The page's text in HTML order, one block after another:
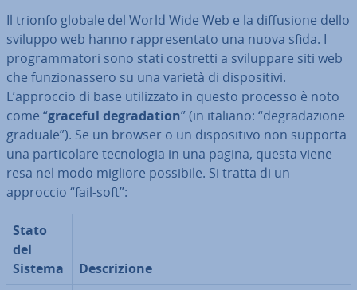
Il trionfo globale del World Wide Web e la dif­fu­sio­ne dello
sviluppo web hanno rap­pre­sen­ta­to una nuova sfida. I
pro­gram­ma­to­ri sono stati costretti a svi­lup­pa­re siti web
che fun­zio­nas­se­ro su una varietà di di­spo­si­ti­vi.
L’approccio di base uti­liz­za­to in questo processo è noto
come “graceful de­gra­da­tion” (in italiano: “de­gra­da­zio­ne
graduale”). Se un browser o un di­spo­si­ti­vo non supporta
una par­ti­co­la­re tec­no­lo­gia in una pagina, questa viene
resa nel modo migliore possibile. Si tratta di un
approccio “fail-soft”:
Stato
del
Sistema
De­scri­zio­ne